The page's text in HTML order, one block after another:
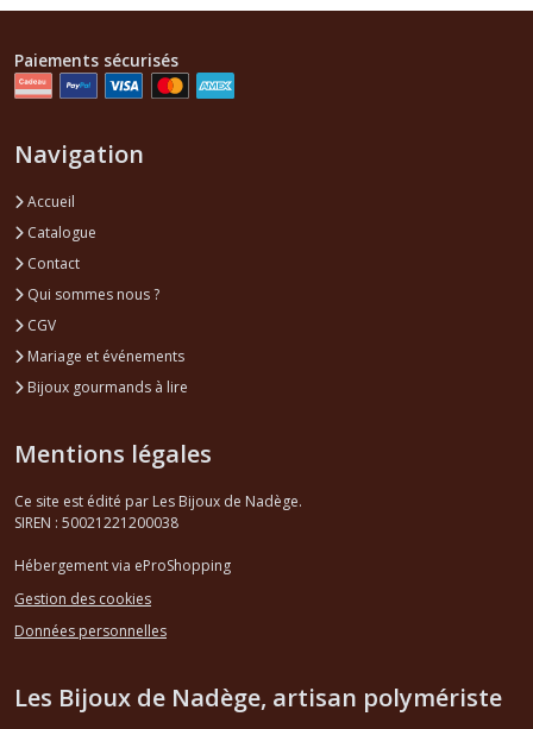
Paiements sécurisés
Navigation
Accueil
Catalogue
Contact
Qui sommes nous ?
CGV
Mariage et événements
Bijoux gourmands à lire
Mentions légales
Ce site est édité par Les Bijoux de Nadège.
SIREN : 50021221200038
Hébergement via eProShopping
Gestion des cookies
Données personnelles
Les Bijoux de Nadège, artisan polymériste